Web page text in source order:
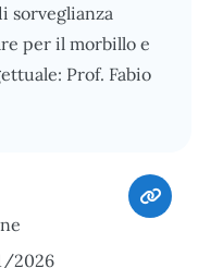
sorveglianza
per il morbillo e
Prof. Fabio
2026